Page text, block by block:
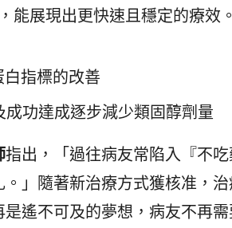
能展現出更快速且穩定的療效。
指標的改善
功達成逐步減少類固醇劑量
指出，「過往病友常陷入『不
」隨著新治療方式獲核准，
遙不可及的夢想，病友不再